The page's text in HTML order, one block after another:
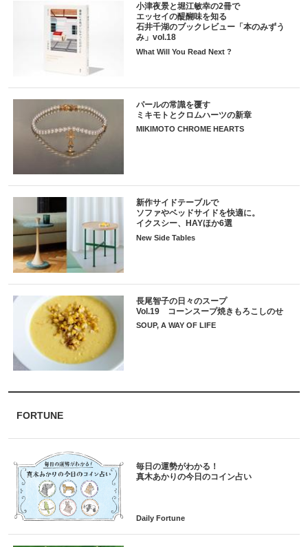
小津夜景と堀江敏幸の2冊で
エッセイの醍醐味を知る
石井千湖のブックレビュー「本のみずう
み」vol.18
What Will You Read Next ?
パールの常識を覆す
ミキモトとクロムハーツの新章
MIKIMOTO CHROME HEARTS
新作サイドテーブルで
ソファやベッドサイドを快適に。
イクスシー、HAYほか6選
New Side Tables
長尾智子の日々のスープ
Vol.19 コーンスープ焼きもろこしのせ
SOUP, A WAY OF LIFE
FORTUNE
毎日の運勢がわかる！